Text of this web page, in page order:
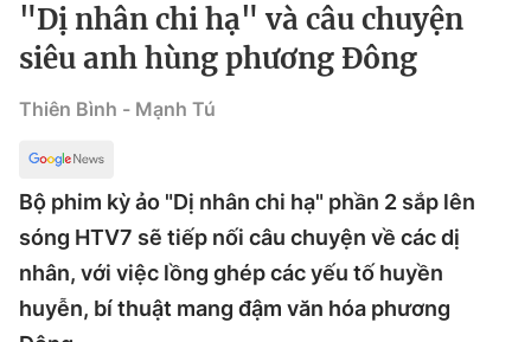
"Dị nhân chi hạ" và câu chuyện
siêu anh hùng phương Đông
Thiên Bình - Mạnh Tú
Bộ phim kỳ ảo "Dị nhân chi hạ" phần 2 sắp lên
sóng HTV7 sẽ tiếp nối câu chuyện về các dị
nhân, với việc lồng ghép các yếu tố huyền
huyễn, bí thuật mang đậm văn hóa phương